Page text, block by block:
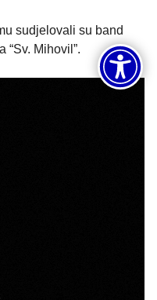
sudjelovali su band
“Sv. Mihovil”.